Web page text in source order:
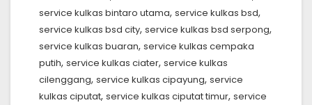
service kulkas bintaro utama, service kulkas bsd,
service kulkas bsd city, service kulkas bsd serpong,
service kulkas buaran, service kulkas cempaka
putih, service kulkas ciater, service kulkas
cilenggang, service kulkas cipayung, service
kulkas ciputat, service kulkas ciputat timur, service